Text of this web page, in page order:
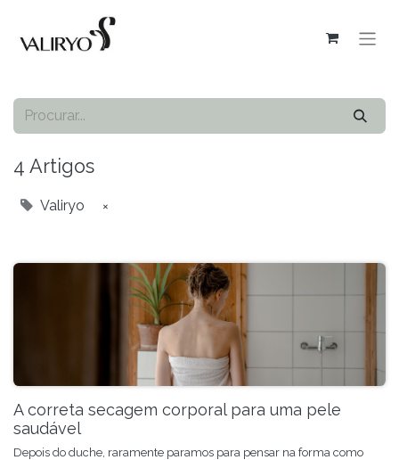
4 Artigos
Valiryo ×
A correta secagem corporal para uma pele
saudável
Depois do duche, raramente paramos para pensar na forma como